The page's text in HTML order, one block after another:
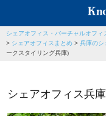
シェアオフィス・バーチャルオフ
> シェアオフィスまとめ > 兵庫のシ
ークスタイリング兵庫)
シェアオフィス兵